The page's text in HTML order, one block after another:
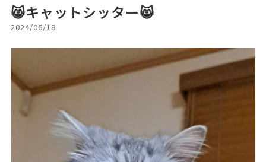
😸キャットシッター😸
2024/06/18